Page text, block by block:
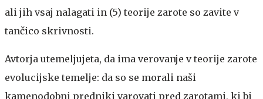
ali jih vsaj nalagati in (5) teorije zarote so zavite v
tančico skrivnosti.
Avtorja utemeljujeta, da ima verovanje v teorije zarote
evolucijske temelje: da so se morali naši
kamenodobni predniki varovati pred zarotami, ki bi